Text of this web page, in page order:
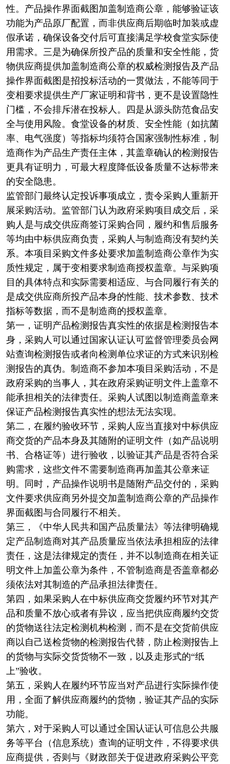
性。产品操作界面截图加盖制造商公章，能够验证该
功能为产品原厂配置，而非供应商后期临时加装或虚
假承诺，确保设备交付后可直接满足学校食堂实际使
用需求。三是为确保所投产品的质量和安全性能，货
物供应商提供加盖制造商公章的权威检测报告及产品
操作界面截图是招投标活动的一贯做法，不能等同于
变相要求提供生产厂家证明和背书，更不是设置隐性
门槛，不会排斥潜在投标人。四是从源头防范食品安
全与使用风险。食堂设备的材质、安全性能（如抗菌
率、电气强度）等指标均须符合国家强制性标准，制
造商作为产品生产责任主体，其盖章确认的检测报告
更具有证明力，可最大程度降低设备质量不达标带来
的安全隐患。
监管部门最终认定投诉事项成立，责令采购人重新开
展采购活动。监管部门认为政府采购项目成交后，采
购人是与成交供应商签订采购合同，履约和售后服务
等均由中标供应商负责，采购人与制造商没有契约关
系。本项目采购文件多处要求加盖制造商公章作为实
质性规定，属于变相要求制造商授权盖章。与采购项
目的具体特点和实际需要相适应、与合同履行有关的
是成交供应商所投产品本身的性能、技术参数、技术
指标等数据，而不是制造商的授权盖章。
第一，证明产品检测报告真实性的依据是检测报告本
身，采购人可以通过国家认证认可监督管理委员会网
站查询检测报告或者向检测单位求证的方式来识别检
测报告的真伪。制造商不参加本项目采购活动，不是
政府采购的当事人，其在政府采购证明文件上盖章不
能承担相关的法律责任。采购人试图以制造商盖章来
保证产品检测报告真实性的想法无法实现。
第二，在履约验收环节，采购人应当直接对中标供应
商交货的产品本身及其随附的证明文件（如产品说明
书、合格证等）进行验收，以验证其产品是否符合采
购需求，这些文件不需要制造商再加盖其公章来证
明。同时，产品操作说明书是随附产品交付的，采购
文件要求供应商另外提交加盖制造商公章的产品操作
界面截图与合同履行不相关。
第三，《中华人民共和国产品质量法》等法律明确规
定产品制造商对其产品质量应当依法承担相应的法律
责任，这是法律规定的责任，并不以制造商在相关证
明文件上加盖公章为条件，不管制造商是否盖章都必
须依法对其制造的产品承担法律责任。
第四，如果采购人在中标供应商交货履约环节对其产
品和质量不放心或者有异议，应当把供应商履约交货
的货物送往法定检测机构检测，而不是在交货前供应
商以自己送检货物的检测报告代替，防止检测报告上
的货物与实际交货货物不一致，以及走形式的“纸
上”验收。
第五，采购人在履约环节应当对产品进行实际操作使
用，全面了解供应商履约的货物，验证其产品的实际
功能。
第六，对于采购人可以通过全国认证认可信息公共服
务等平台（信息系统）查询的证明文件，不得要求供
应商提供，否则与《财政部关于促进政府采购公平竞